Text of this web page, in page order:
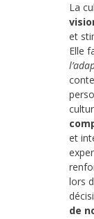
La
et
Elle
et
lors
de